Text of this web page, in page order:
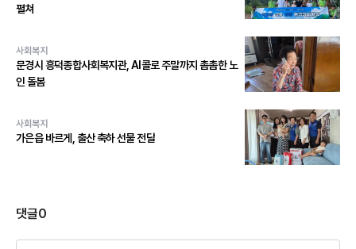
펼쳐
사회복지
문경시 흥덕종합사회복지관, AI콜로 주말까지 촘촘한 노
인 돌봄
사회복지
가은읍 바르게, 출산 축하 선물 전달
댓글0